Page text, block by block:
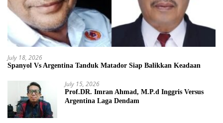
July 18, 2026
Spanyol Vs Argentina Tanduk Matador Siap Balikkan Keadaan
July 15, 2026
Prof.DR. Imran Ahmad, M.P.d Inggris Versus
Argentina Laga Dendam